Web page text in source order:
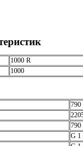
1000 R
1000
790
790
G 1